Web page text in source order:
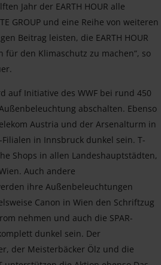
Jahr der EARTH HOUR alle
GROUP und eine Reihe von weiteren
Beitrag leisten, die EARTH HOUR
den Klimaschutz zu machen“, so
auf Initiative des WWF bei rund 450
abschalten. Ebenso
Austria und der Arsenalturm in
Filialen in Innsbruck dunkel sein. T-
Shops in allen Landeshauptstädten,
Auch andere
ihre Außenbeleuchtungen
Canon in Wien den Schriftzug
nehmen und auch die SPAR-
dunkel sein. Der
der Meisterbäcker Ölz und die